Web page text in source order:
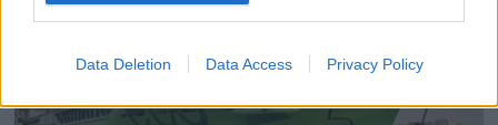
Data Deletion Data Access Privacy Policy